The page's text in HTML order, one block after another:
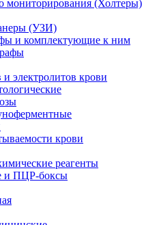
мониторирования (Холтеры)
(УЗИ)
и комплектующие к ним
электролитов крови
крови
реагенты
и ПЦР-боксы